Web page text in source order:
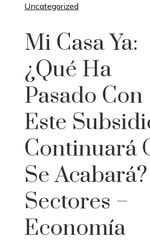
Uncategorized
Mi Casa Ya:
¿Qué Ha
Pasado Con
Este
Continuará
Se
Sectores –
Economía